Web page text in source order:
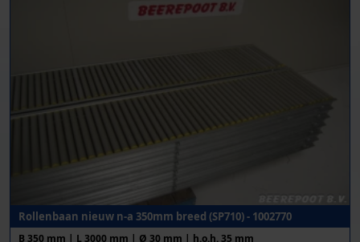
Rollenbaan nieuw n-a 350mm breed (SP710) - 1002770
B 350 mm | L 3000 mm | Ø 30 mm | h.o.h. 35 mm